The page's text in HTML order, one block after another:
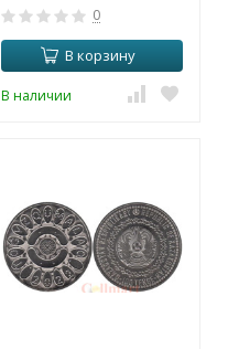
0
В корзину
В наличии